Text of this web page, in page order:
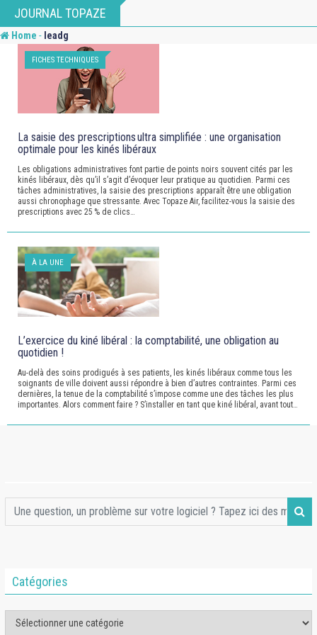
to
content
JOURNAL TOPAZE
Home - leadg
FICHES TECHNIQUES
La saisie des prescriptions ultra simplifiée : une organisation
optimale pour les kinés libéraux
Les obligations administratives font partie de points noirs souvent cités par les
kinés libéraux, dès qu’il s’agit d’évoquer leur pratique au quotidien. Parmi ces
tâches administratives, la saisie des prescriptions apparaît être une obligation
aussi chronophage que stressante. Avec Topaze Air, facilitez-vous la saisie des
prescriptions avec 25 % de clics…
À LA UNE
L’exercice du kiné libéral : la comptabilité, une obligation au
quotidien !
Au-delà des soins prodigués à ses patients, les kinés libéraux comme tous les
soignants de ville doivent aussi répondre à bien d’autres contraintes. Parmi ces
dernières, la tenue de la comptabilité s’impose comme une des tâches les plus
importantes. Alors comment faire ? S’installer en tant que kiné libéral, avant tout…
Catégories
Catégories